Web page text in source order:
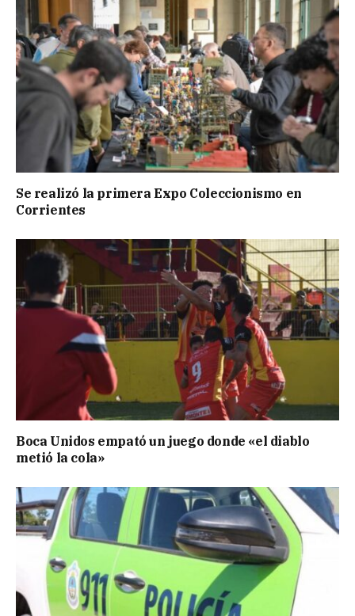
Se realizó la primera Expo Coleccionismo en
Corrientes
Boca Unidos empató un juego donde «el diablo
metió la cola»